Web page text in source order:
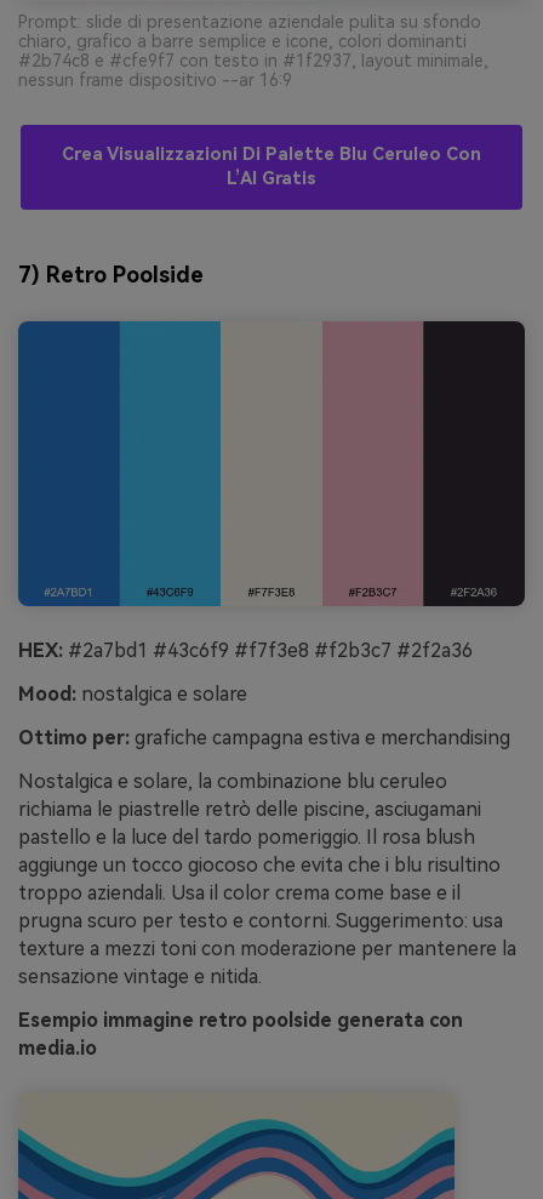
Prompt: slide di presentazione aziendale pulita su sfondo
chiaro, grafico a barre semplice e icone, colori dominanti
#2b74c8 e #cfe9f7 con testo in #1f2937, layout minimale,
nessun frame dispositivo --ar 16:9
Crea Visualizzazioni Di Palette Blu Ceruleo Con
L’AI Gratis
7) Retro Poolside
HEX: #2a7bd1 #43c6f9 #f7f3e8 #f2b3c7 #2f2a36
Mood: nostalgica e solare
Ottimo per: grafiche campagna estiva e merchandising
Nostalgica e solare, la combinazione blu ceruleo
richiama le piastrelle retrò delle piscine, asciugamani
pastello e la luce del tardo pomeriggio. Il rosa blush
aggiunge un tocco giocoso che evita che i blu risultino
troppo aziendali. Usa il color crema come base e il
prugna scuro per testo e contorni. Suggerimento: usa
texture a mezzi toni con moderazione per mantenere la
sensazione vintage e nitida.
Esempio immagine retro poolside generata con
media.io